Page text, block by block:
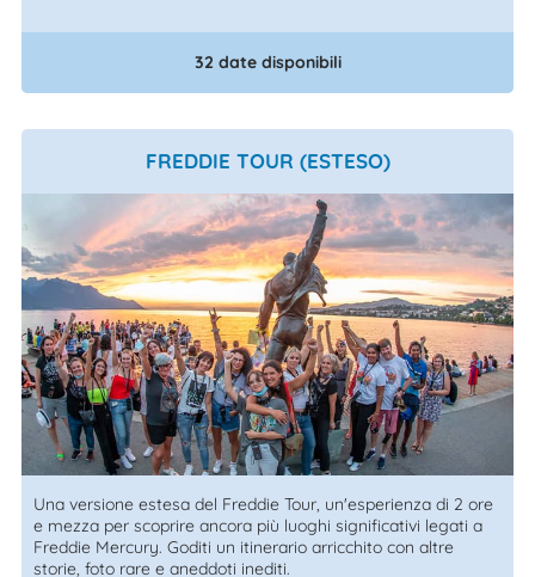
32 date disponibili
FREDDIE TOUR (ESTESO)
Una versione estesa del Freddie Tour, un'esperienza di 2 ore
e mezza per scoprire ancora più luoghi significativi legati a
Freddie Mercury. Goditi un itinerario arricchito con altre
storie, foto rare e aneddoti inediti.